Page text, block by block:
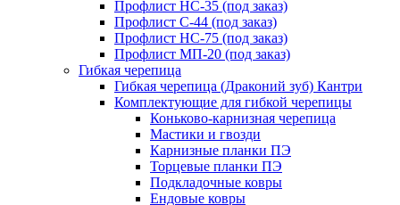
Профлист НС-35 (под заказ)
Профлист С-44 (под заказ)
Профлист НС-75 (под заказ)
Профлист МП-20 (под заказ)
Гибкая черепица
Гибкая черепица (Драконий зуб) Кантри
Комплектующие для гибкой черепицы
Коньково-карнизная черепица
Мастики и гвозди
Карнизные планки ПЭ
Торцевые планки ПЭ
Подкладочные ковры
Ендовые ковры